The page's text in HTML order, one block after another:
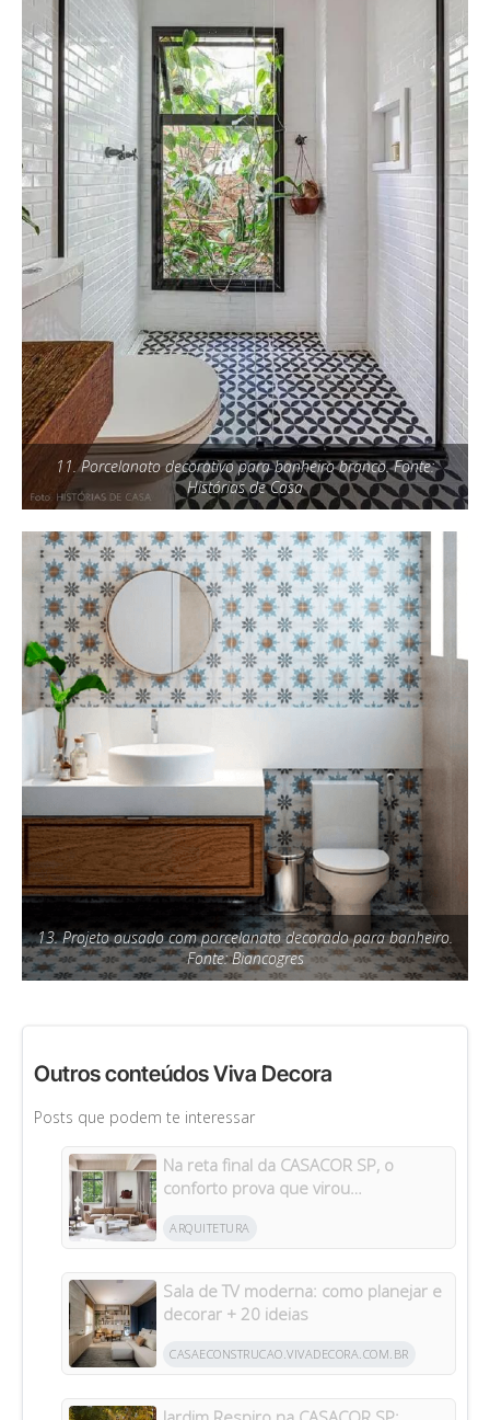
11. Porcelanato decorativo para banheiro branco. Fonte:
Histórias de Casa
13. Projeto ousado com porcelanato decorado para banheiro.
Fonte: Biancogres
Outros conteúdos Viva Decora
Posts que podem te interessar
Na reta final da CASACOR SP, o
conforto prova que virou
ARQUITETURA
Sala de TV moderna: como planejar e
decorar + 20 ideias
CASAECONSTRUCAO.VIVADECORA.COM.BR